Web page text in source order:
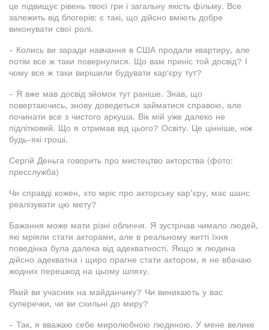
це підвищує рівень твоєї гри і загальну якість фільму. Все
залежить від блогерів: є такі, що дійсно вміють добре
виконувати свої ролі.
- Колись ви заради навчання в США продали квартиру, але
потім все ж таки повернулися. Що вам приніс той досвід? І
чому все ж таки вирішили будувати кар'єру тут?
- Я вже мав досвід зйомок тут раніше. Знав, що
повертаючись, знову доведеться займатися справою, але
починати все з чистого аркуша. Вік мій уже далеко не
підлітковий. Що я отримав від цього? Освіту. Це цінніше, ніж
будь-які гроші.
Сергій Деньга говорить про мистецтво акторства (фото:
пресслужба)
Чи справді кожен, хто мріє про акторську кар’єру, має шанс
реалізувати цю мету?
Бажання може мати різні обличчя. Я зустрічав чимало людей,
які мріяли стати акторами, але в реальному житті їхня
поведінка була далека від адекватності. Якщо ж людина
дійсно адекватна і щиро прагне стати актором, я не вбачаю
жодних перешкод на цьому шляху.
Який ви учасник на майданчику? Чи виникають у вас
суперечки, чи ви схильні до миру?
- Так, я вважаю себе миролюбною людиною. У мене велике